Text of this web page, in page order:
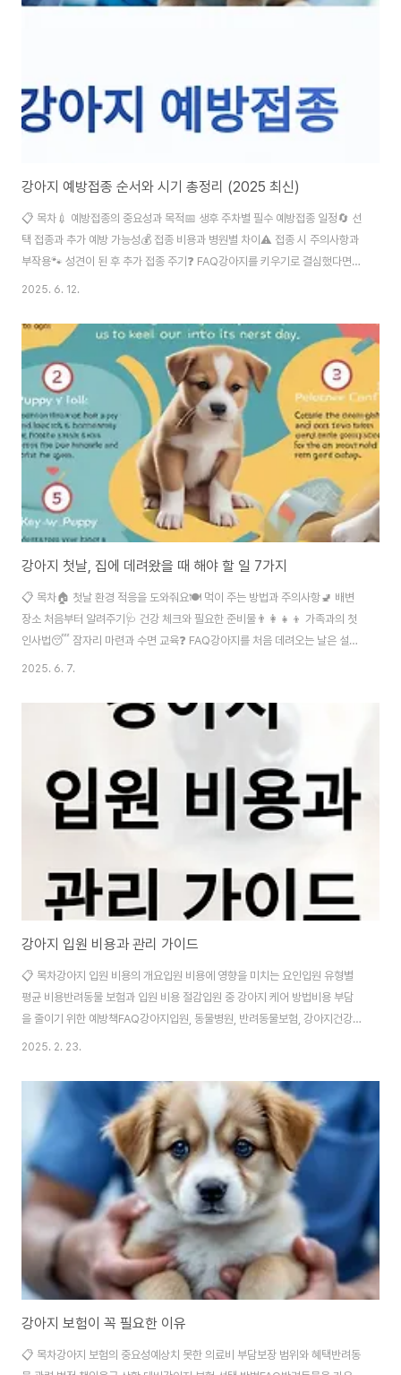
강아지 예방접종 순서와 시기 총정리 (2025 최신)
📋 목차💉 예방접종의 중요성과 목적📅 생후 주차별 필수 예방접종 일정🔄 선
택 접종과 추가 예방 가능성💰 접종 비용과 병원별 차이⚠️ 접종 시 주의사항과
부작용🐾 성견이 된 후 추가 접종 주기❓ FAQ강아지를 키우기로 결심했다면,
가장 먼저 알아둬야 할 건 바로 예방접종이에요. 아기 강아지는 면역력이 낮아
신을 계획적으로 접종하는 게 정말 중요하답니다. 이 글에서는 2025년 최신
정보를 기반으로 생후 몇 주차에 어떤 예방접종을 해야 하는지, 그리고 선택 접
종과 추가 접종까지 전체 일정을 표로 정리해서 알려줄게요. 수의사 상담 시 헷
갈리지 않도록 미리 공부해두면 아주 유용하답니다. 🐾💉 예방접종의 중요성
과 목적강아지 ..
2025. 6. 12.
강아지 첫날, 집에 데려왔을 때 해야 할 일 7가지
📋 목차🏠 첫날 환경 적응을 도와줘요🍽️ 먹이 주는 방법과 주의사항🚽 배변
장소 처음부터 알려주기🩺 건강 체크와 필요한 준비물👨‍👩‍👧‍👦 가족과의 첫
인사법😴 잠자리 마련과 수면 교육❓ FAQ강아지를 처음 데려오는 날은 설렘
과 동시에 걱정도 함께 찾아오죠. 낯선 환경에서 아이가 불안해하지 않도록 준
요한 행동을 하나씩 설명할게요. 강아지는 첫 인상이 매우 중요해요. 이 날 어떤
환경과 사람을 만났는지가 이후 사회화에도 큰 영향을 끼쳐요. 내가 생각했을
수 있답니다. 그럼 강아지와 평생 함께할 첫날, 어떤 걸 어떻게 해줘야 할지 ..
2025. 6. 7.
강아지 입원 비용과 관리 가이드
📋 목차강아지 입원 비용의 개요입원 비용에 영향을 미치는 요인입원 유형별
평균 비용반려동물 보험과 입원 비용 절감입원 중 강아지 케어 방법비용 부담
을 줄이기 위한 예방책FAQ강아지입원, 동물병원, 반려동물보험, 강아지건강,
수의학, 응급입원, 예방접종, 강아지질병, 동물병원비용, 반려동물케어반려견
비용이 얼마나 나올지 궁금한 보호자들이 많죠. 입원 비용은 병원의 위치, 진료
항목, 치료 방법에 따라 크게 달라질 수 있어요. 평균적으로 1박당 5만 원에서
20만 원까지 다양해요. 강아지가 갑작스럽게 아프거나 수술 후 회복이 필요한
경우 입원이 필수적이에요. 보호자로서는 경제적인 부담이 클 수밖에 없지만,
반려견의 건강을 위해서는..
2025. 2. 23.
강아지 보험이 꼭 필요한 이유
📋 목차강아지 보험의 중요성예상치 못한 의료비 부담보장 범위와 혜택반려동